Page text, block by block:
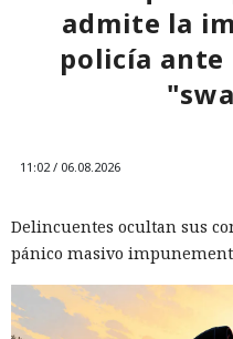
admite la
policía ante
11:02 / 06.08.2026
Delincuentes ocultan sus
pánico masivo